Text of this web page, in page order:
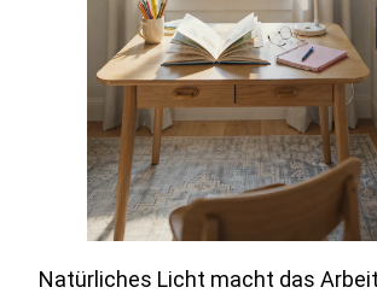
Natürliches Licht macht das